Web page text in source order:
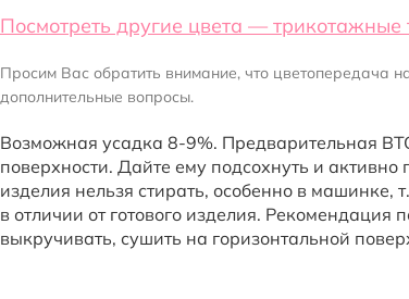
Посмотреть другие цвета — трикотажные
Просим Вас обратить внимание, что цветопередача
дополнительные вопросы.
Возможная усадка 8-9%. Предварительная
поверхности. Дайте ему подсохнуть и
изделия нельзя стирать, особенно в машинке,
в отличии от готового изделия.
выкручивать, сушить на горизонтальной